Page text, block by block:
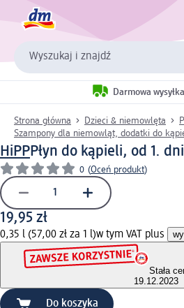
Wyszukaj i znajdź
Darmowa
Strona główna Dzieci & niemowlęta
Szampony dla niemowląt, dodatki do
HiPPPłyn do kąpieli, od 1.
0 (Oceń produkt)
19,95 zł
0,35 l (57,00 zł za 1 l)w tym VAT plus
Stała
19.12.2023
Do koszyka